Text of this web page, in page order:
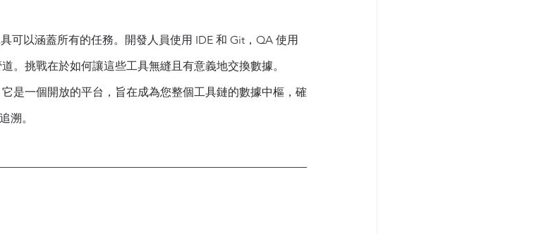
可以涵蓋所有的任務。開發人員使用 IDE 和 Git，QA 使用
。挑戰在於如何讓這些工具無縫且有意義地交換數據。
是一個開放的平台，旨在成為您整個工具鏈的數據中樞，確
溯。